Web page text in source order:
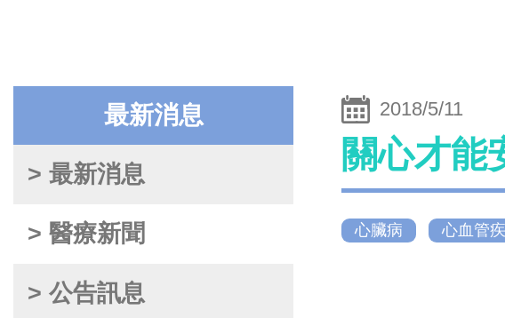
最新消息
> 最新消息
> 醫療新聞
> 公告訊息
2018/5/11
關心才能
心臟病 心血管